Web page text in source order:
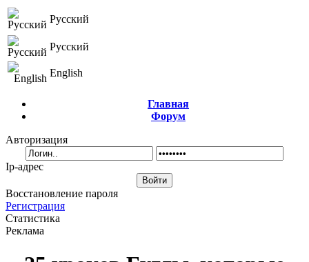
Русский
Русский
English
Главная
Форум
Авторизация
Ip-адрес
Восстановление пароля
Регистрация
Статистика
Реклама